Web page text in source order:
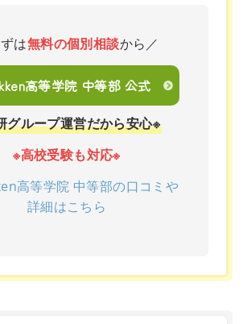
は無料の個別相談から／
高等学院 中等部 公式
グループ運営だから安心※
※高校受験も対応※
高等学院 中等部の口コミや
詳細はこちら